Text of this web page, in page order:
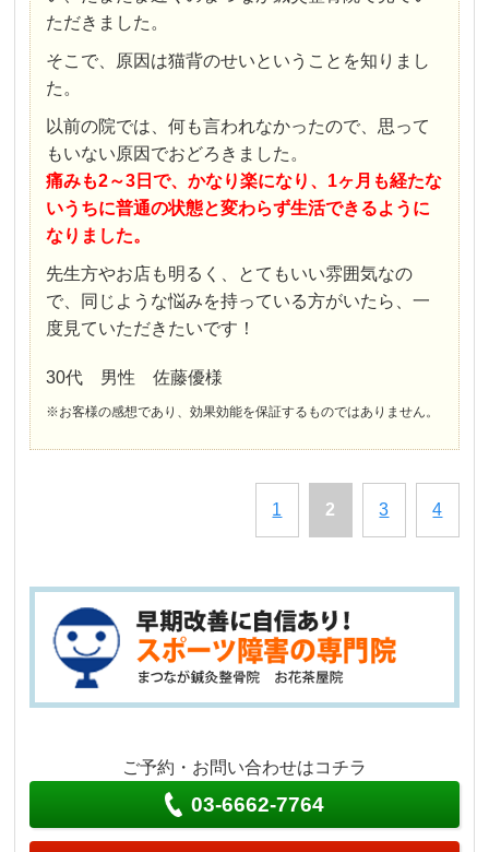
ただきました。
そこで、原因は猫背のせいということを知りまし
た。
以前の院では、何も言われなかったので、思って
もいない原因でおどろきました。
痛みも2～3日で、かなり楽になり、1ヶ月も経たな
いうちに普通の状態と変わらず生活できるように
なりました。
先生方やお店も明るく、とてもいい雰囲気なの
で、同じような悩みを持っている方がいたら、一
度見ていただきたいです！
30代 男性 佐藤優様
※お客様の感想であり、効果効能を保証するものではありません。
1 2 3 4
ご予約・お問い合わせはコチラ
03-6662-7764